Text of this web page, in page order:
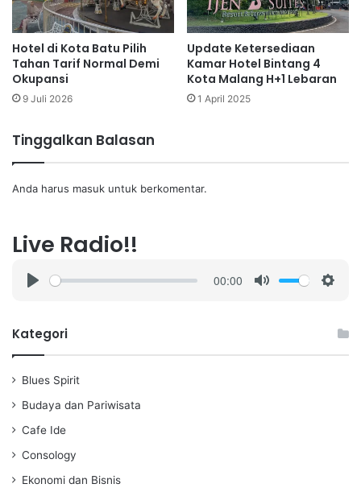
Hotel di Kota Batu Pilih
Tahan Tarif Normal Demi
Okupansi
9 Juli 2026
Update Ketersediaan
Kamar Hotel Bintang 4
Kota Malang H+1 Lebaran
1 April 2025
Tinggalkan Balasan
Anda harus masuk untuk berkomentar.
Live Radio!!
a
00:00
Kategori
Blues Spirit
Budaya dan Pariwisata
Cafe Ide
Consology
Ekonomi dan Bisnis